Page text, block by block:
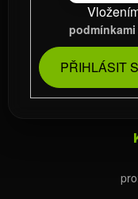
PŘIHLÁSIT